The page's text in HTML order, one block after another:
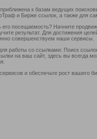
к базам ведущих
и Бирже ссылок, а также для
его посещаемость? Начните
результат. Для достижения
совершенствуем наши сервисы.
работы со ссылками: Поиск
на ваш сайт, здесь вы всегда
и обеспечьте рост вашего